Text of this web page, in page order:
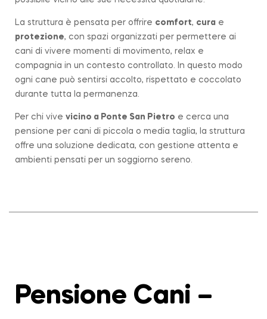
La struttura è pensata per offrire comfort, cura e
protezione, con spazi organizzati per permettere ai
cani di vivere momenti di movimento, relax e
compagnia in un contesto controllato. In questo modo
ogni cane può sentirsi accolto, rispettato e coccolato
durante tutta la permanenza.
Per chi vive vicino a Ponte San Pietro e cerca una
pensione per cani di piccola o media taglia, la struttura
offre una soluzione dedicata, con gestione attenta e
ambienti pensati per un soggiorno sereno.
Pensione Cani –